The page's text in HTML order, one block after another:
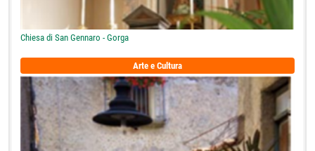
Chiesa di San Gennaro - Gorga
Arte e Cultura